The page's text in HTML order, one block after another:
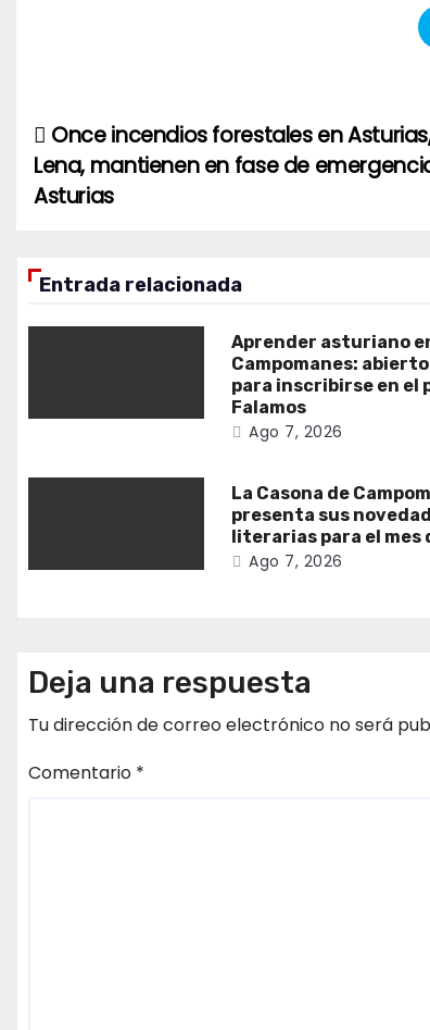
Navegación
de
Once incendios forestales en
Lena, mantienen en fase de
Asturias
Entrada relacionada
Aprender asturiano
Campomanes:
para inscribirse en el
Falamos
Ago 7, 2026
La Casona de
presenta sus
literarias para el mes
Ago 7, 2026
Deja una respuesta
Tu dirección de correo electrónico no será
Comentario *